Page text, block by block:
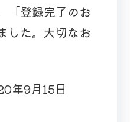
「登録完了のお
した。大切なお
年9月15日